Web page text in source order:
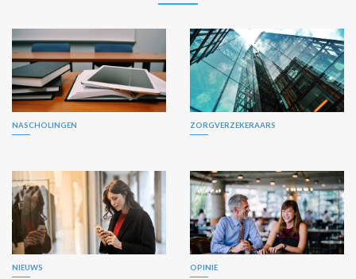
NASCHOLINGEN ZORGVERZEKERAARS
NIEUWS OPINIE